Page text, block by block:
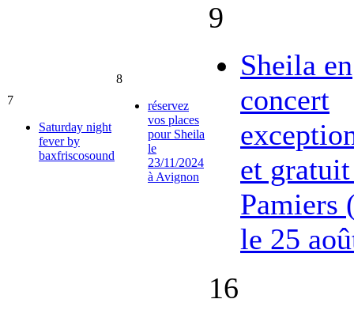
7
Saturday night
fever by
baxfriscosound
8
réservez
vos places
pour Sheila
le
23/11/2024
à Avignon
9
Sheila en
concert
et
Pamiers
le 25
16